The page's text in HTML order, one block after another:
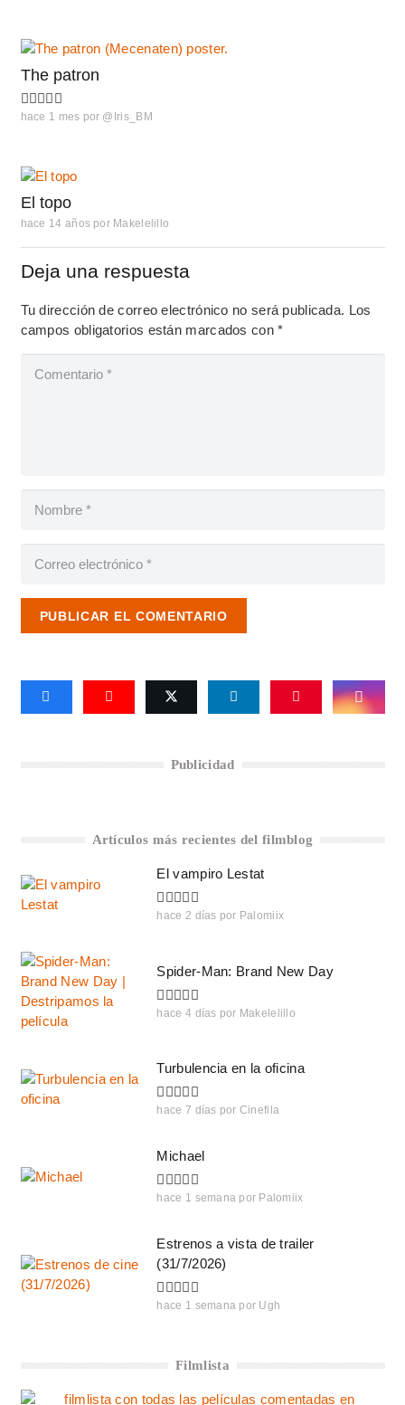
The patron
hace 1 mes por @Iris_BM
El topo
hace 14 años por Makelelillo
Deja una respuesta
Tu dirección de correo electrónico no será publicada. Los
campos obligatorios están marcados con*
PUBLICAR EL COMENTARIO
Publicidad
Artículos más recientes del filmblog
El vampiro Lestat
hace 2 días por Palomiix
Spider-Man: Brand New Day
hace 4 días por Makelelillo
Turbulencia en la oficina
hace 7 días por Cinefila
Michael
hace 1 semana por Palomiix
Estrenos a vista de trailer
(31/7/2026)
hace 1 semana por Ugh
Filmlista